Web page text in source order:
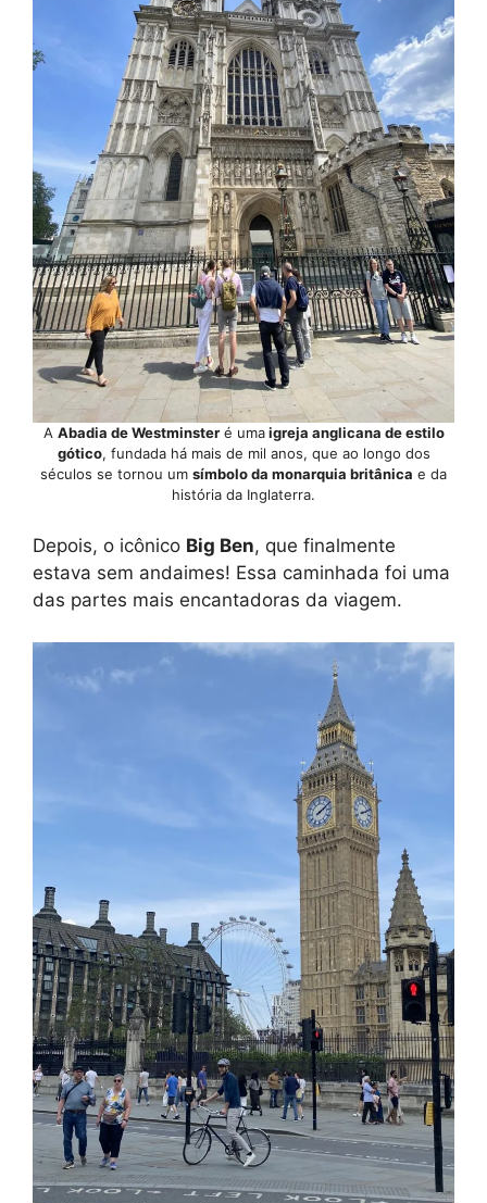
A Abadia de Westminsteré umaigreja anglicana de estilo
gótico, fundada há mais de mil anos, que ao longo dos
séculos se tornou um símbolo da monarquia britânica e da
história da Inglaterra.
Depois, o icônico Big Ben, que finalmente
estava sem andaimes! Essa caminhada foi uma
das partes mais encantadoras da viagem.